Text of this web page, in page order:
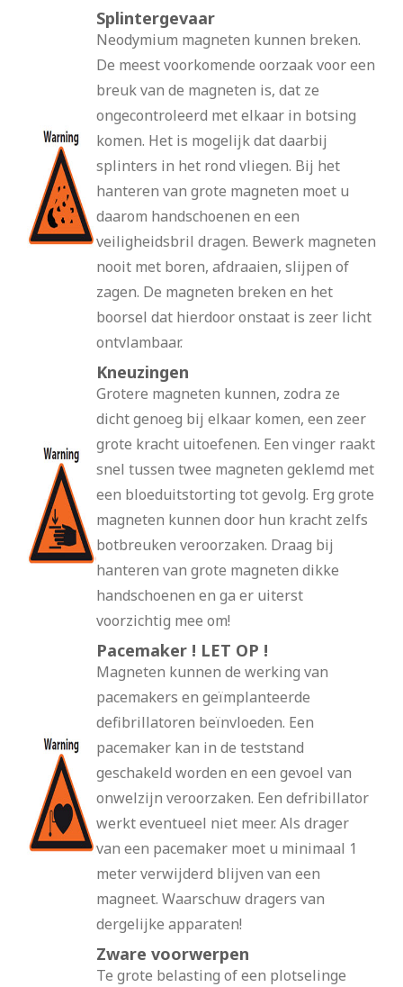
Splintergevaar
Neodymium magneten kunnen breken.
De meest voorkomende oorzaak voor een
breuk van de magneten is, dat ze
ongecontroleerd met elkaar in botsing
komen. Het is mogelijk dat daarbij
splinters in het rond vliegen. Bij het
hanteren van grote magneten moet u
daarom handschoenen en een
veiligheidsbril dragen. Bewerk magneten
nooit met boren, afdraaien, slijpen of
zagen. De magneten breken en het
boorsel dat hierdoor onstaat is zeer licht
ontvlambaar.
Kneuzingen
Grotere magneten kunnen, zodra ze
dicht genoeg bij elkaar komen, een zeer
grote kracht uitoefenen. Een vinger raakt
snel tussen twee magneten geklemd met
een bloeduitstorting tot gevolg. Erg grote
magneten kunnen door hun kracht zelfs
botbreuken veroorzaken. Draag bij
hanteren van grote magneten dikke
handschoenen en ga er uiterst
voorzichtig mee om!
Pacemaker ! LET OP !
Magneten kunnen de werking van
pacemakers en geïmplanteerde
defibrillatoren beïnvloeden. Een
pacemaker kan in de teststand
geschakeld worden en een gevoel van
onwelzijn veroorzaken. Een defribillator
werkt eventueel niet meer. Als drager
van een pacemaker moet u minimaal 1
meter verwijderd blijven van een
magneet. Waarschuw dragers van
dergelijke apparaten!
Zware voorwerpen
Te grote belasting of een plotselinge